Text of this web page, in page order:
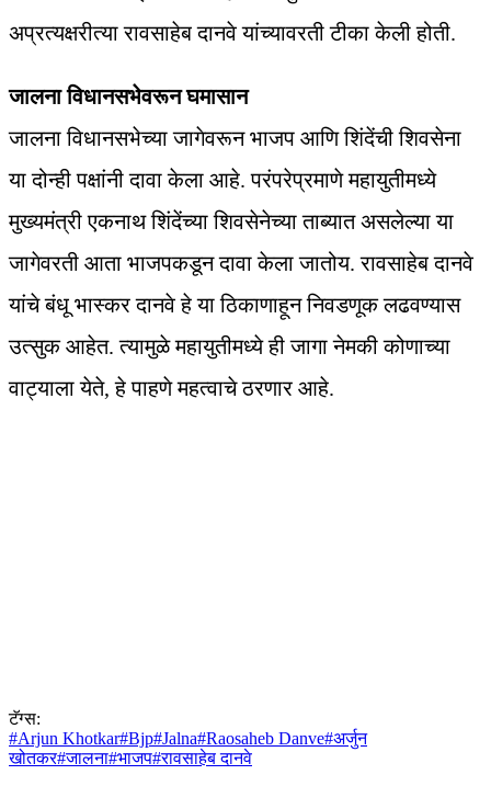
अप्रत्यक्षरीत्या रावसाहेब दानवे यांच्यावरती टीका केली होती.
जालना विधानसभेवरून घमासान
जालना विधानसभेच्या जागेवरून भाजप आणि शिंदेंची शिवसेना
या दोन्ही पक्षांनी दावा केला आहे. परंपरेप्रमाणे महायुतीमध्ये
मुख्यमंत्री एकनाथ शिंदेंच्या शिवसेनेच्या ताब्यात असलेल्या या
जागेवरती आता भाजपकडून दावा केला जातोय. रावसाहेब दानवे
यांचे बंधू भास्कर दानवे हे या ठिकाणाहून निवडणूक लढवण्यास
उत्सुक आहेत. त्यामुळे महायुतीमध्ये ही जागा नेमकी कोणाच्या
वाट्याला येते, हे पाहणे महत्वाचे ठरणार आहे.
टॅग्स:
#Arjun Khotkar#Bjp#Jalna#Raosaheb Danve#अर्जुन
खोतकर#जालना#भाजप#रावसाहेब दानवे